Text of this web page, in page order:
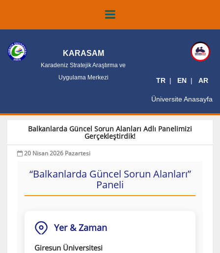
KARASAM
Karadeniz Stratejik Araştırma ve
Uygulama Merkezi
TR EN AR
Üniversite Anasayfa
Balkanlarda Güncel Sorun Alanları Adlı Panelimizi
Gerçekleştirdik!
20 Nisan 2026 Pazartesi
“Balkanlarda Güncel Sorun Alanları”
Paneli
Yer & Zaman
Giresun Üniversitesi